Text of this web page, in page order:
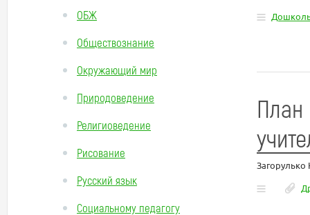
ОБЖ
Обществознание
Окружающий мир
Природоведение
Религиоведение
Рисование
Русский язык
Социальному педагогу
План